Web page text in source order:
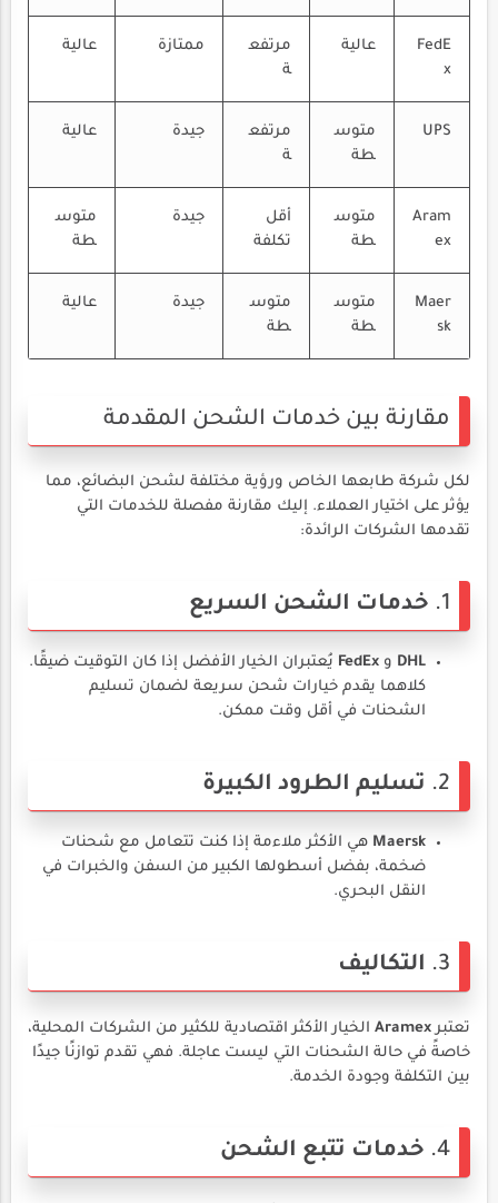
FedE
x
عالية
مرتفع
ة
ممتازة عالية
UPS
متوس
طة
مرتفع
ة
جيدة عالية
Aram
ex
متوس
طة
أقل
تكلفة
جيدة
متوس
طة
Maer
sk
متوس
طة
متوس
طة
جيدة عالية
مقارنة بين خدمات الشحن المقدمة
لكل شركة طابعها الخاص ورؤية مختلفة لشحن البضائع، مما
يؤثر على اختيار العملاء. إليك مقارنة مفصلة للخدمات التي
تقدمها الشركات الرائدة:
1. خدمات الشحن السريع
DHL و FedEx يُعتبران الخيار الأفضل إذا كان التوقيت ضيقًا.
كلاهما يقدم خيارات شحن سريعة لضمان تسليم
الشحنات في أقل وقت ممكن.
2. تسليم الطرود الكبيرة
Maersk هي الأكثر ملاءمة إذا كنت تتعامل مع شحنات
ضخمة، بفضل أسطولها الكبير من السفن والخبرات في
النقل البحري.
3. التكاليف
تعتبر Aramex الخيار الأكثر اقتصادية للكثير من الشركات المحلية،
خاصةً في حالة الشحنات التي ليست عاجلة. فهي تقدم توازنًا جيدًا
بين التكلفة وجودة الخدمة.
4. خدمات تتبع الشحن